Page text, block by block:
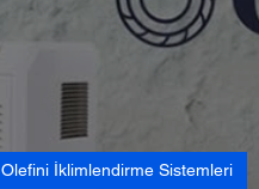
Olefini İklimlendirme Sistemleri